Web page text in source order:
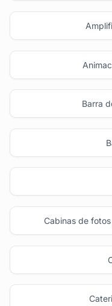
Barra
Cabinas de